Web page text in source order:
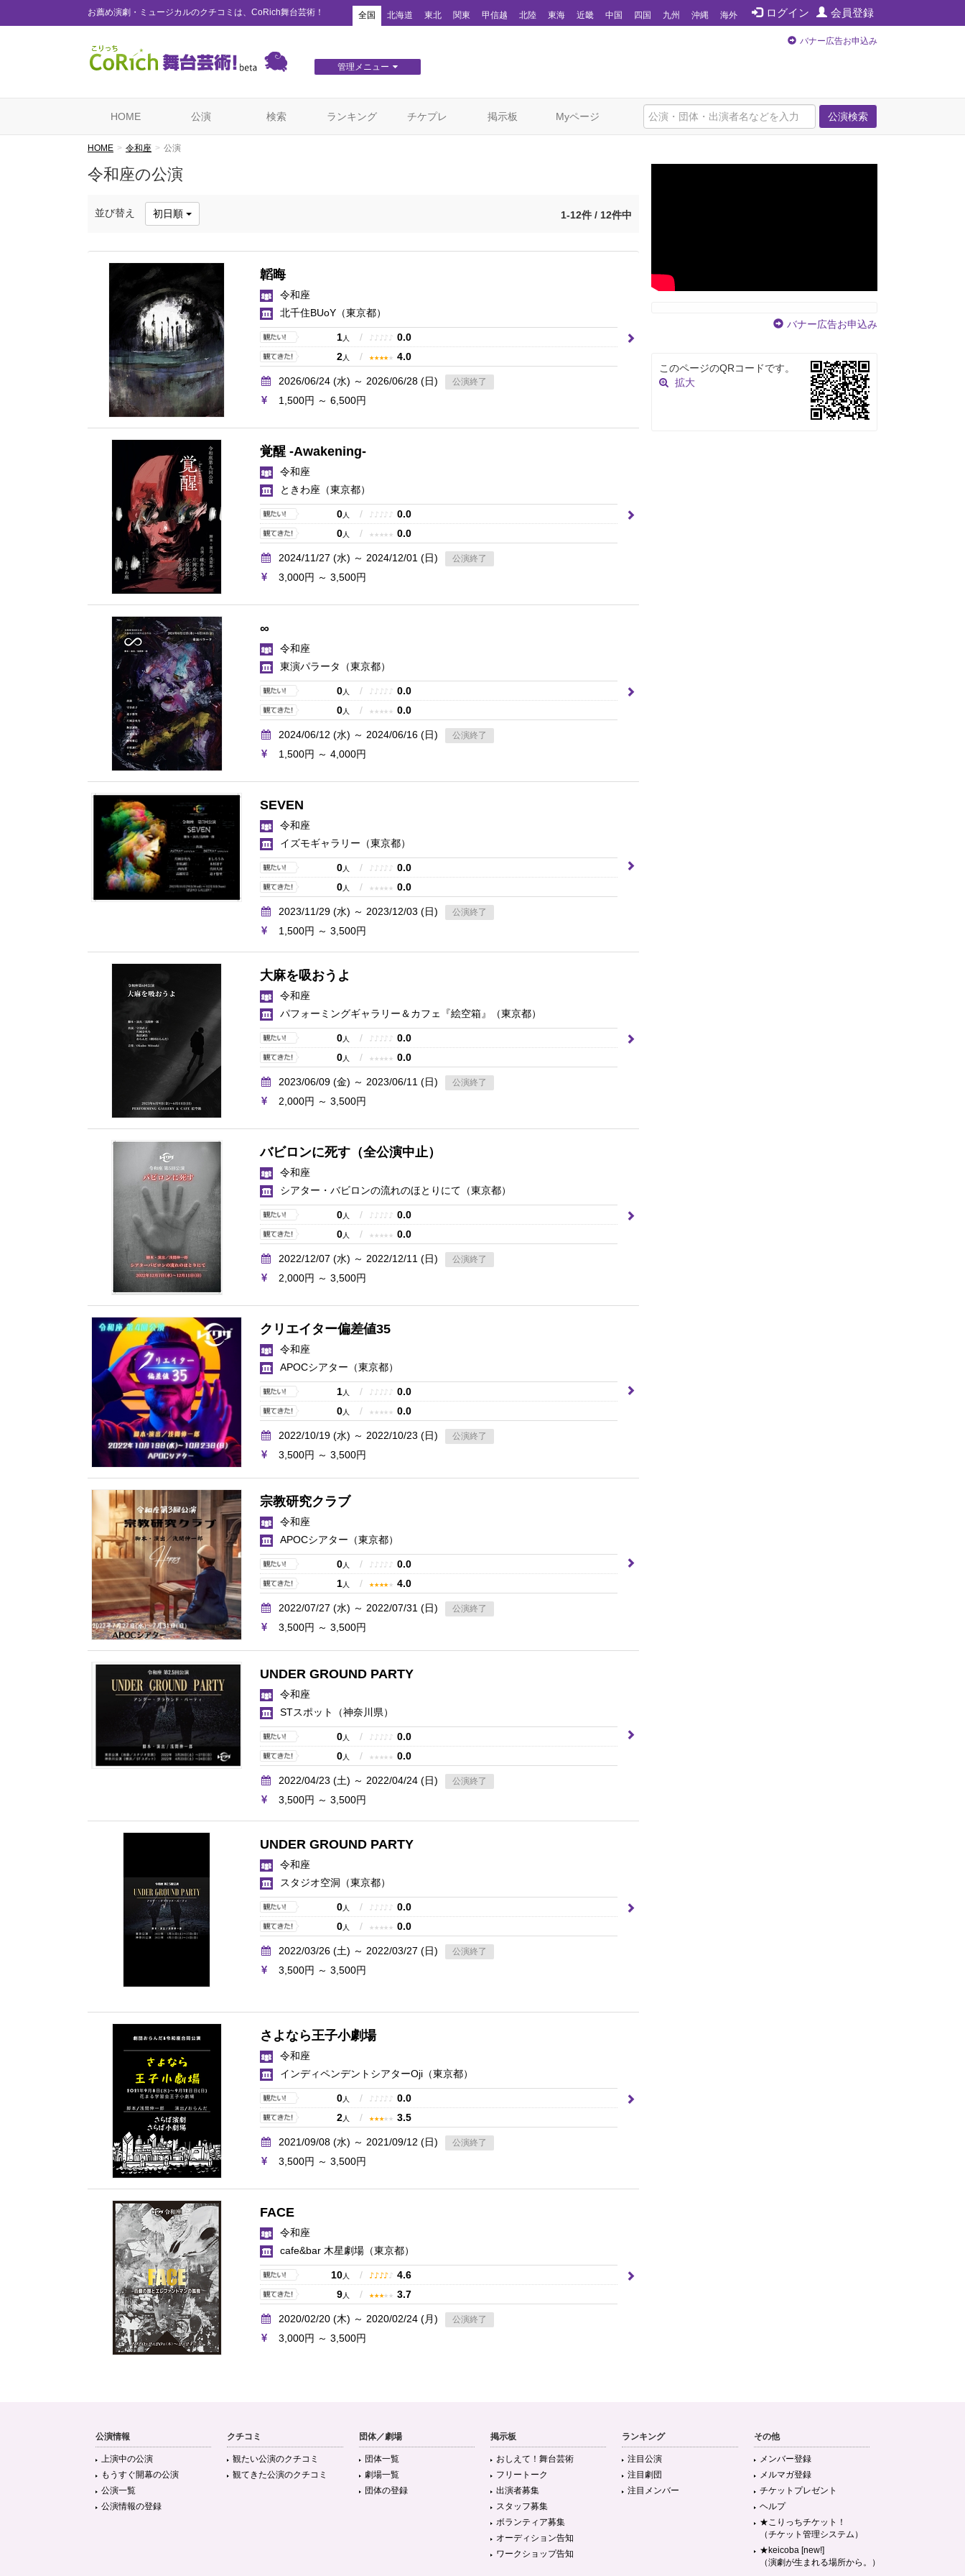
お薦め演劇・ミュージカルのクチコミは、CoRich舞台芸術！ ログイン 会員登録
全国 北海道 東北 関東 甲信越 北陸 東海 近畿 中国 四国 九州 沖縄 海外
管理メニュー
バナー広告お申込み
公演検索
HOME 公演 検索 ランキング チケプレ 掲示板 Myページ
HOME 令和座 公演
令和座の公演
並び替え 初日順 1-12件 / 12件中
韜晦
令和座
北千住BUoY （東京都）
1人 / ♪ ♪ ♪ ♪ ♪
0.0
2人 / ★ ★ ★ ★ ★ 4.0
2026/06/24 (水) ～ 2026/06/28 (日) 公演終了
1,500円 ～ 6,500円
覚醒 -Awakening-
令和座
ときわ座 （東京都）
0人 / ♪ ♪ ♪ ♪ ♪
0.0
0人 / ★ ★ ★ ★ ★ 0.0
2024/11/27 (水) ～ 2024/12/01 (日) 公演終了
3,000円 ～ 3,500円
∞
令和座
東演パラータ
（東京都）
0人 / ♪ ♪ ♪ ♪ ♪
0.0
0人 / ★ ★ ★ ★ ★ 0.0
2024/06/12 (水) ～ 2024/06/16 (日) 公演終了
1,500円 ～ 4,000円
SEVEN
令和座
イズモギャラリー （東京都）
0人 / ♪ ♪ ♪ ♪ ♪
0.0
0人 / ★ ★ ★ ★ ★ 0.0
2023/11/29 (水) ～ 2023/12/03 (日) 公演終了
1,500円 ～ 3,500円
大麻を吸おうよ
令和座
パフォーミングギャラリー＆カフェ『絵空箱』
（東京都）
0人 / ♪ ♪ ♪ ♪ ♪
0.0
0人 / ★ ★ ★ ★ ★ 0.0
2023/06/09 (金) ～ 2023/06/11 (日) 公演終了
2,000円 ～ 3,500円
バビロンに死す（全公演中止）
令和座
シアター・バビロンの流れのほとりにて （東京都）
0人 / ♪ ♪ ♪ ♪ ♪
0.0
0人 / ★ ★ ★ ★ ★ 0.0
2022/12/07 (水) ～ 2022/12/11 (日) 公演終了
2,000円 ～ 3,500円
クリエイター偏差値35
令和座
APOCシアター （東京都）
1人 / ♪ ♪ ♪ ♪ ♪
0.0
0人 / ★ ★ ★ ★ ★ 0.0
2022/10/19 (水) ～ 2022/10/23 (日) 公演終了
3,500円 ～ 3,500円
宗教研究クラブ
令和座
APOCシアター （東京都）
0人 / ♪ ♪ ♪ ♪ ♪
0.0
1人 / ★ ★ ★ ★ ★ 4.0
2022/07/27 (水) ～ 2022/07/31 (日) 公演終了
3,500円 ～ 3,500円
UNDER GROUND PARTY
令和座
STスポット
（神奈川県）
0人 / ♪ ♪ ♪ ♪ ♪
0.0
0人 / ★ ★ ★ ★ ★ 0.0
2022/04/23 (土) ～ 2022/04/24 (日) 公演終了
3,500円 ～ 3,500円
UNDER GROUND PARTY
令和座
スタジオ空洞 （東京都）
0人 / ♪ ♪ ♪ ♪ ♪
0.0
0人 / ★ ★ ★ ★ ★ 0.0
2022/03/26 (土) ～ 2022/03/27 (日) 公演終了
3,500円 ～ 3,500円
さよなら王子小劇場
令和座
インディペンデントシアターOji （東京都）
0人 / ♪ ♪ ♪ ♪ ♪
0.0
2人 / ★ ★ ★ ★ ★ 3.5
2021/09/08 (水) ～ 2021/09/12 (日) 公演終了
3,500円 ～ 3,500円
FACE
令和座
cafe&bar 木星劇場 （東京都）
10人 / ♪ ♪ ♪ ♪ ♪
4.6
9人 / ★ ★ ★ ★ ★ 3.7
2020/02/20 (木) ～ 2020/02/24 (月) 公演終了
3,000円 ～ 3,500円
バナー広告お申込み
このページのQRコードです。
拡大
公演情報
上演中の公演
もうすぐ開幕の公演
公演一覧
公演情報の登録
クチコミ
観たい公演のクチコミ
観てきた公演のクチコミ
団体／劇場
団体一覧
劇場一覧
団体の登録
掲示板
おしえて！舞台芸術
フリートーク
出演者募集
スタッフ募集
ボランティア募集
オーディション告知
ワークショップ告知
ランキング
注目公演
注目劇団
注目メンバー
その他
メンバー登録
メルマガ登録
チケットプレゼント
ヘルプ
★こりっちチケット！
（チケット管理システム）
★keicoba [new!]
（演劇が生まれる場所から。）